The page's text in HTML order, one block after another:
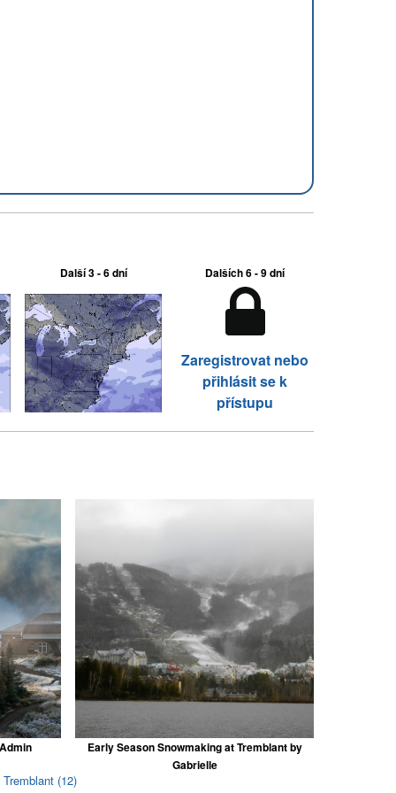
Další 3 - 6 dní Dalších 6 - 9 dní
Zaregistrovat nebo
přihlásit se k
přístupu
Early Season Snowmaking at Tremblant by
Gabrielle
(12)